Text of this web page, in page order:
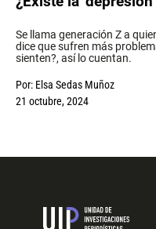
Se llama generación Z a
dice que sufren más
sienten?, así lo cuentan.
Por: Elsa Sedas Muñoz
21 octubre, 2024